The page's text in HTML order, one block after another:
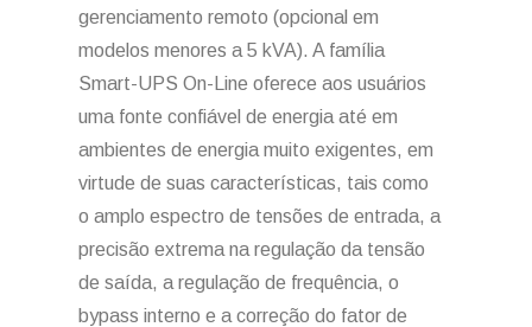
gerenciamento remoto (opcional em
modelos menores a 5 kVA). A família
Smart-UPS On-Line oferece aos usuários
uma fonte confiável de energia até em
ambientes de energia muito exigentes, em
virtude de suas características, tais como
o amplo espectro de tensões de entrada, a
precisão extrema na regulação da tensão
de saída, a regulação de frequência, o
bypass interno e a correção do fator de